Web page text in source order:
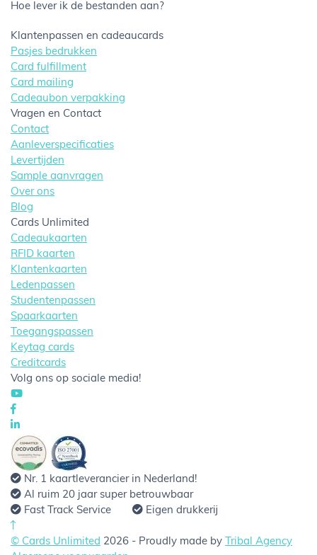
Hoe lever ik de bestanden aan?
Klantenpassen en cadeaucards
Pasjes bedrukken
Card fulfillment
Card mailing
Cadeaubon verpakking
Vragen en Contact
Contact
Aanleverspecificaties
Levertijden
Sample aanvragen
Over ons
Blog
Cards Unlimited
Cadeaukaarten
RFID kaarten
Klantenkaarten
Ledenpassen
Studentenpassen
Spaarkaarten
Toegangspassen
Keytag cards
Creditcards
Volg ons op sociale media!
Nr. 1 kaartleverancier in Nederland!
Al ruim 20 jaar super betrouwbaar
Fast Track Service
Eigen drukkerij
© Cards Unlimited 2026 - Proudly made by Tribal Agency